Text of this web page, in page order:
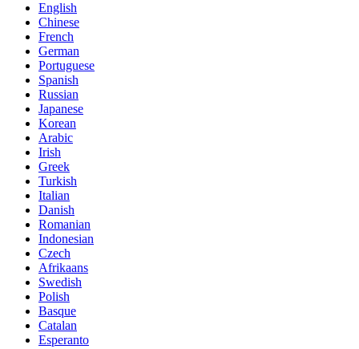
English
Chinese
French
German
Portuguese
Spanish
Russian
Japanese
Korean
Arabic
Irish
Greek
Turkish
Italian
Danish
Romanian
Indonesian
Czech
Afrikaans
Swedish
Polish
Basque
Catalan
Esperanto